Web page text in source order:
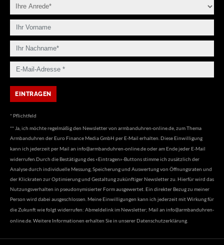
* Pflichtfeld
** Ja, ich möchte regelmäßig den Newsletter von armbanduhren-online.de, zum Thema
Armbanduhren der Euro Finance Media GmbH per E-Mail erhalten. Diese Einwilligung
kann ich jederzeit per Mail an info@armbanduhren-online.deoder am Ende jeder E-Mail
widerrufen.Durch die Bestätigung des «Eintragen»-Buttons stimme ich zusätzlich der
Analyse durch individuelle Messung, Speicherung und Auswertung von Öffnungsraten und
der Klickraten zur Optimierung und Gestaltung zukünftiger Newsletter zu. Hierfür wird das
Nutzungsverhalten in pseudonymisierter Form ausgewertet. Ein direkter Bezug zu meiner
Person wird dabei ausgeschlossen. Meine Einwilligungen kann ich jederzeit mit Wirkung für
die Zukunft wie folgt widerrufen: Abmeldelink im Newsletter; Mail an info@armbanduhren-
online.de . Weitere Informationen erhalten Sie in unserer Datenschutzerklärung